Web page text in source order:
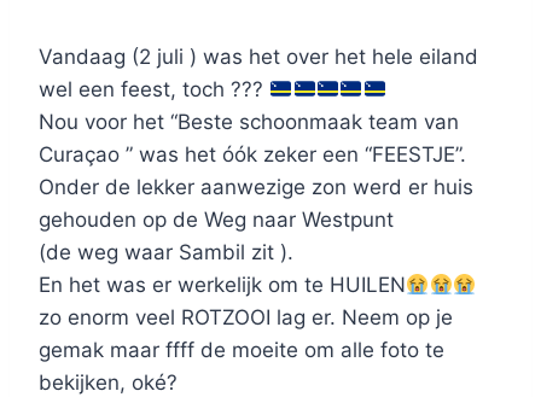
Vandaag (2 juli ) was het over het hele eiland
wel een feest, toch ???
Nou voor het “Beste schoonmaak team van
Curaçao ” was het óók zeker een “FEESTJE”.
Onder de lekker aanwezige zon werd er huis
gehouden op de Weg naar Westpunt
(de weg waar Sambil zit ).
En het was er werkelijk om te HUILEN
zo enorm veel ROTZOOI lag er. Neem op je
gemak maar ffff de moeite om alle foto te
bekijken, oké?